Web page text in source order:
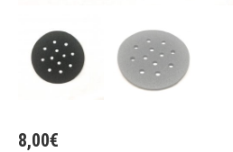
8,00€